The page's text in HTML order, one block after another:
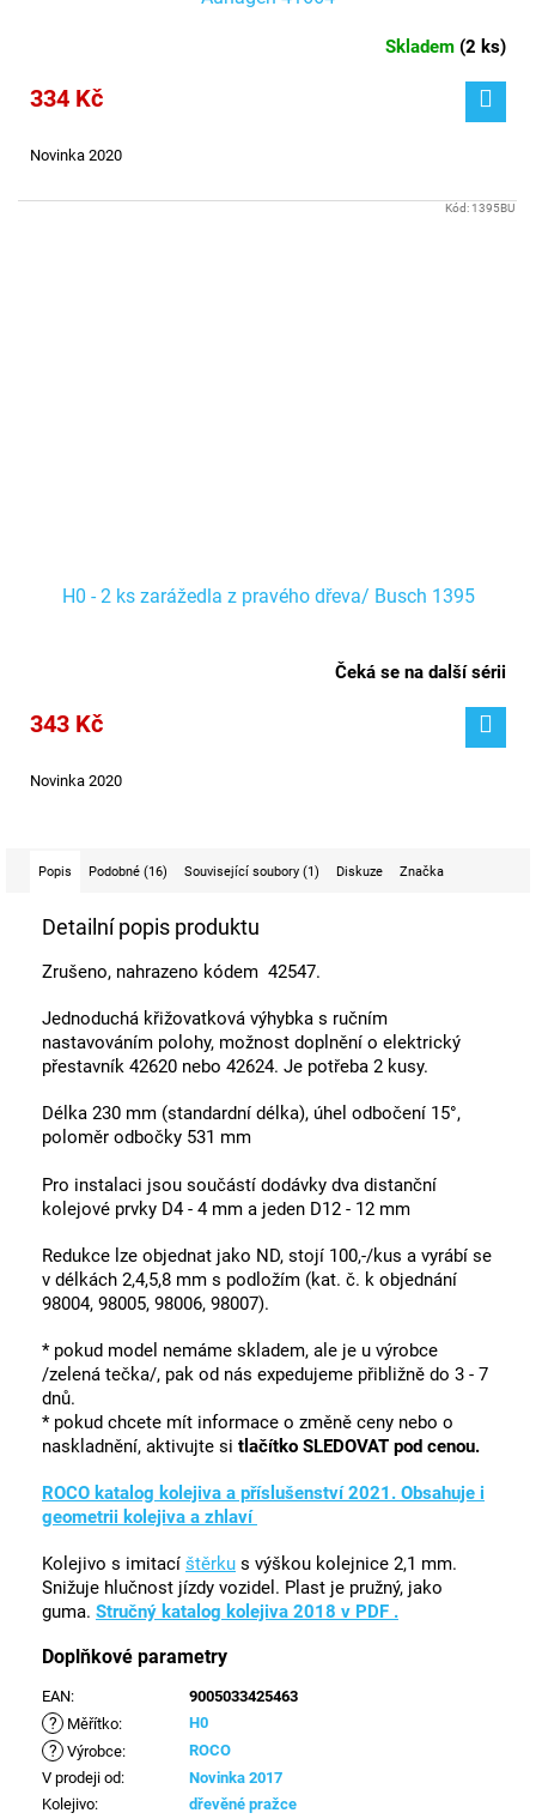
Skladem (2 ks)
334 Kč
Novinka 2020
H0 - 2 ks zarážedla z pravého dřeva/ Busch 1395
Čeká se na další sérii
343 Kč
Novinka 2020
Kód: 1395BU
Popis Podobné (16) Související soubory (1) Diskuze Značka
Detailní popis produktu
Zrušeno, nahrazeno kódem 42547.
Jednoduchá křižovatková výhybka s ručním
nastavováním polohy, možnost doplnění o elektrický
přestavník 42620 nebo 42624. Je potřeba 2 kusy.
Délka 230 mm (standardní délka), úhel odbočení 15°,
poloměr odbočky 531 mm
Pro instalaci jsou součástí dodávky dva distanční
kolejové prvky D4 - 4 mm a jeden D12 - 12 mm
Redukce lze objednat jako ND, stojí 100,-/kus a vyrábí se
v délkách 2,4,5,8 mm s podložím (kat. č. k objednání
98004, 98005, 98006, 98007).
* pokud model nemáme skladem, ale je u výrobce
/zelená tečka/, pak od nás expedujeme přibližně do 3 - 7
dnů.
* pokud chcete mít informace o změně ceny nebo o
naskladnění, aktivujte si tlačítko SLEDOVAT pod cenou.
ROCO katalog kolejiva a příslušenství 2021. Obsahuje i
geometrii kolejiva a zhlaví
Kolejivo s imitací štěrku s výškou kolejnice 2,1 mm.
Snižuje hlučnost jízdy vozidel. Plast je pružný, jako
guma. Stručný katalog kolejiva 2018 v PDF .
Doplňkové parametry
EAN: 9005033425463
? Měřítko: H0
? Výrobce:
ROCO
V prodeji od:
Novinka 2017
Kolejivo: dřevěné pražce